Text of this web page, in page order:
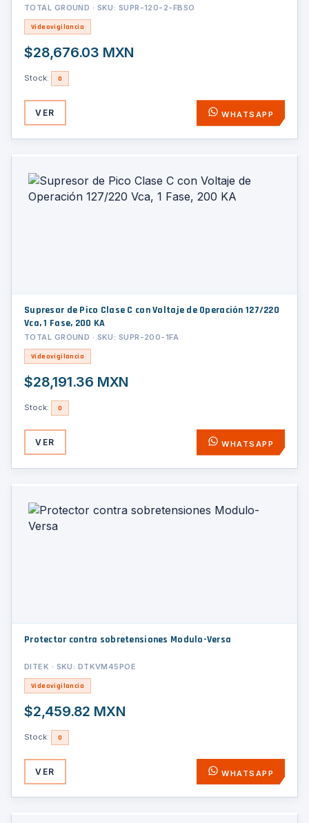
TOTAL GROUND · SKU: SUPR-120-2-FBSO
Videovigilancia
$28,676.03 MXN
Stock: 0
VER WHATSAPP
Supresor de Pico Clase C con Voltaje de Operación 127/220
Vca, 1 Fase, 200 KA
TOTAL GROUND · SKU: SUPR-200-1FA
Videovigilancia
$28,191.36 MXN
Stock: 0
VER WHATSAPP
Protector contra sobretensiones Modulo-Versa
DITEK · SKU: DTKVM45POE
Videovigilancia
$2,459.82 MXN
Stock: 0
VER WHATSAPP